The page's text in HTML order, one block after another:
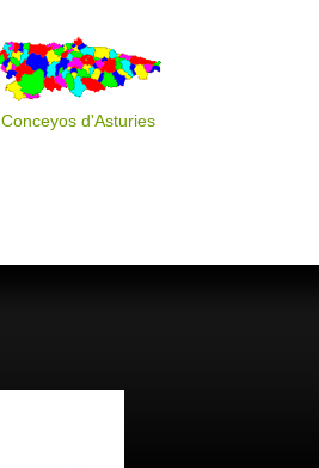
Conceyos d'Asturies